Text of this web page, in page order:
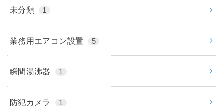
未分類 1
業務用エアコン設置 5
瞬間湯沸器 1
防犯カメラ 1